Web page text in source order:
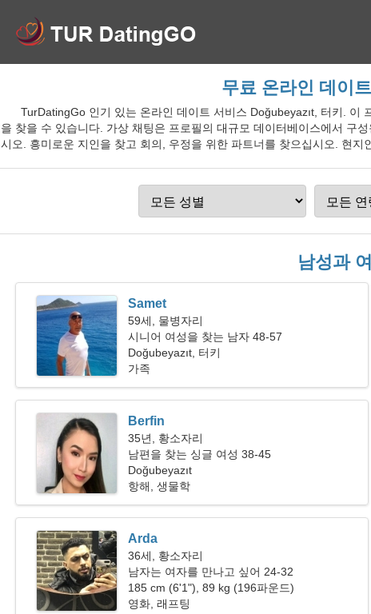
무료 온라인 데이
TurDatingGo 인기 있는 온라인 데이트 서비스 Doğubeyazıt, 터키.
을 찾을 수 있습니다. 가상 채팅은 프로필의 대규모 데이터베이스에서 구
시오. 흥미로운 지인을 찾고 회의, 우정을 위한 파트너를 찾으십시오. 현
남성과
Samet
59세, 물병자리
시니어 여성을 찾는 남자 48-57
Doğubeyazıt, 터키
가족
Berfin
35년, 황소자리
남편을 찾는 싱글 여성 38-45
Doğubeyazıt
항해, 생물학
Arda
36세, 황소자리
남자는 여자를 만나고 싶어 24-32
185 cm (6'1"), 89 kg (196파운드)
영화, 래프팅